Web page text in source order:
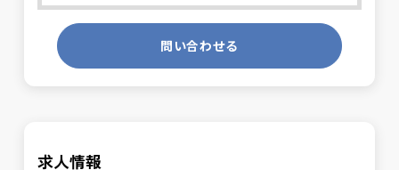
・CM・設計・施工フェーズの統合管理
・関係機関・住民・行政との合意形成支援
・事業推進に関する意思決定支援・成果評価
発注者側の立場で業務を行う、やりがいのあるお仕
事です。
長期的にお仕事が出来る方を募集しております。
職場環境
問い合わせる
求人情報